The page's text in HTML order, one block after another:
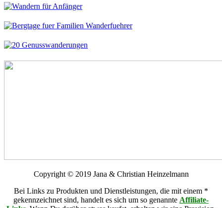
Copyright © 2019 Jana & Christian Heinzelmann
Bei Links zu Produkten und Dienstleistungen, die mit einem *
gekennzeichnet sind, handelt es sich um so genannte Affiliate-